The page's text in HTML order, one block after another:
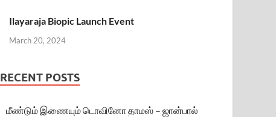
Ilayaraja Biopic Launch Event
March 20, 2024
RECENT POSTS
மீண்டும் இணையும் டொவினோ தாமஸ் – ஜான்பால்